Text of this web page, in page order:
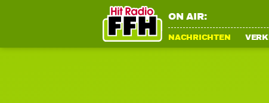
ON AIR:
NACHRICHTEN